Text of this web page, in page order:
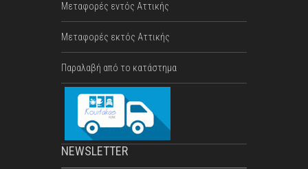
Mεταφορές εντός Αττικής
Μεταφορές εκτός Αττικής
Παραλαβή από το κατάστημα
NEWSLETTER